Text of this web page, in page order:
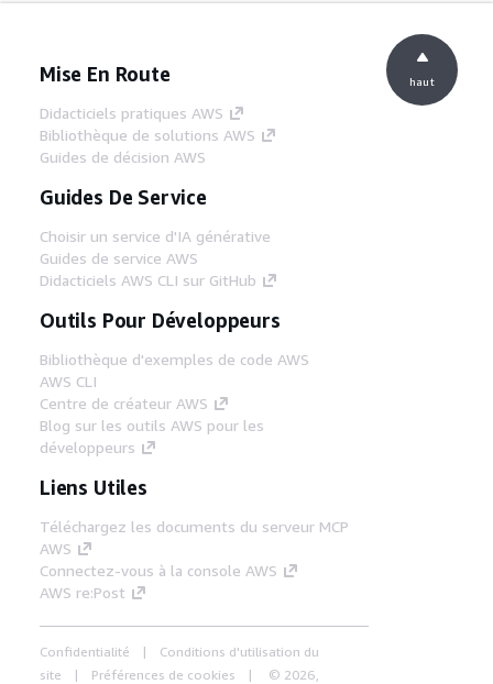
Mise En Route
Didacticiels pratiques AWS
Bibliothèque de solutions AWS
Guides de décision AWS
Guides De Service
Choisir un service d'IA générative
Guides de service AWS
Didacticiels AWS CLI sur GitHub
Outils Pour Développeurs
Bibliothèque d'exemples de code AWS
AWS CLI
Centre de créateur AWS
Blog sur les outils AWS pour les
développeurs
Liens Utiles
Téléchargez les documents du serveur MCP
AWS
Connectez-vous à la console AWS
AWS re:Post
Confidentialité
Conditions d'utilisation du
site
Préférences de cookies © 2026,
haut